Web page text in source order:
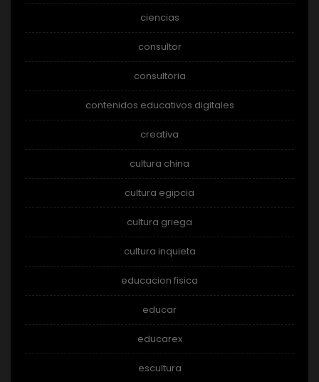
ciencias
consultor
consultoria
contenidos educativos digitales
creativa
cultura china
cultura egipcia
cultura griega
cultura inquieta
educacion fisica
educar
educarex
escultura